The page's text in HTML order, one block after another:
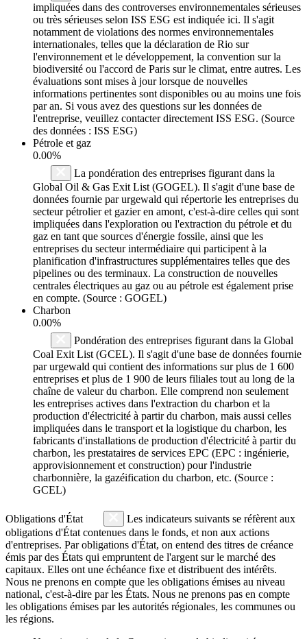
impliquées dans des controverses environnementales sérieuses
ou très sérieuses selon ISS ESG est indiquée ici. Il s'agit
notamment de violations des normes environnementales
internationales, telles que la déclaration de Rio sur
l'environnement et le développement, la convention sur la
biodiversité ou l'accord de Paris sur le climat, entre autres. Les
évaluations sont mises à jour lorsque de nouvelles
informations pertinentes sont disponibles ou au moins une fois
par an. Si vous avez des questions sur les données de
l'entreprise, veuillez contacter directement ISS ESG. (Source
des données : ISS ESG)
Pétrole et gaz
0.00%
La pondération des entreprises figurant dans la
Global Oil & Gas Exit List (GOGEL). Il s'agit d'une base de
données fournie par urgewald qui répertorie les entreprises du
secteur pétrolier et gazier en amont, c'est-à-dire celles qui sont
impliquées dans l'exploration ou l'extraction du pétrole et du
gaz en tant que sources d'énergie fossile, ainsi que les
entreprises du secteur intermédiaire qui participent à la
planification d'infrastructures supplémentaires telles que des
pipelines ou des terminaux. La construction de nouvelles
centrales électriques au gaz ou au pétrole est également prise
en compte. (Source : GOGEL)
Charbon
0.00%
Pondération des entreprises figurant dans la Global
Coal Exit List (GCEL). Il s'agit d'une base de données fournie
par urgewald qui contient des informations sur plus de 1 600
entreprises et plus de 1 900 de leurs filiales tout au long de la
chaîne de valeur du charbon. Elle comprend non seulement
les entreprises actives dans l'extraction du charbon et la
production d'électricité à partir du charbon, mais aussi celles
impliquées dans le transport et la logistique du charbon, les
fabricants d'installations de production d'électricité à partir du
charbon, les prestataires de services EPC (EPC : ingénierie,
approvisionnement et construction) pour l'industrie
charbonnière, la gazéification du charbon, etc. (Source :
GCEL)
Obligations d'État
Les indicateurs suivants se réfèrent aux
obligations d'État contenues dans le fonds, et non aux actions
d'entreprises. Par obligations d'État, on entend des titres de créance
émis par des États qui empruntent de l'argent sur le marché des
capitaux. Elles ont une échéance fixe et distribuent des intérêts.
Nous ne prenons en compte que les obligations émises au niveau
national, c'est-à-dire par les États. Nous ne prenons pas en compte
les obligations émises par les autorités régionales, les communes ou
les régions.